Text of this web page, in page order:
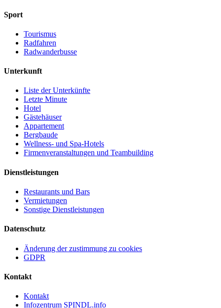
Sport
Tourismus
Radfahren
Radwanderbusse
Unterkunft
Liste der Unterkünfte
Letzte Minute
Hotel
Gästehäuser
Appartement
Bergbaude
Wellness- und Spa-Hotels
Firmenveranstaltungen und Teambuilding
Dienstleistungen
Restaurants und Bars
Vermietungen
Sonstige Dienstleistungen
Datenschutz
Änderung der zustimmung zu cookies
GDPR
Kontakt
Kontakt
Infozentrum SPINDL.info